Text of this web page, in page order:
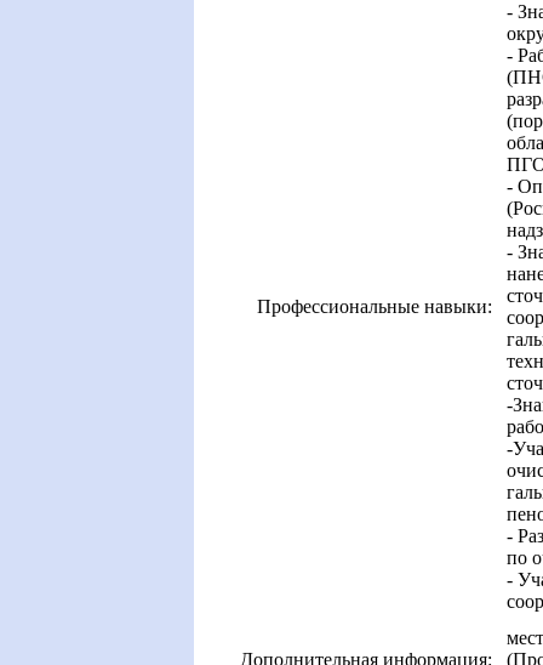
Профессиональные навыки:
-
-
-
-
-
-
-
по
-
Дополнительная информация: